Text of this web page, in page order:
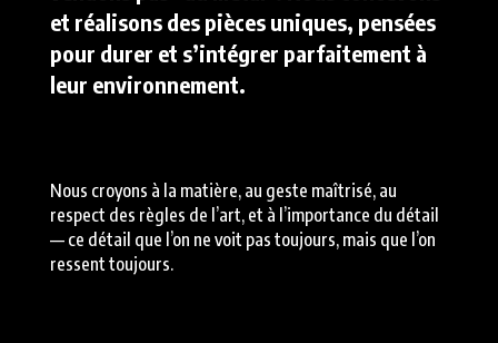
et réalisons des pièces uniques, pensées
pour durer et s’intégrer parfaitement à
leur environnement.
Nous croyons à la matière, au geste maîtrisé, au
respect des règles de l’art, et à l’importance du détail
— ce détail que l’on ne voit pas toujours, mais que l’on
ressent toujours.